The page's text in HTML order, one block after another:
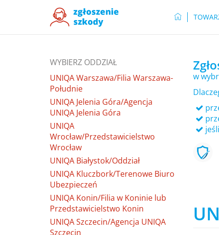
WYBIERZ ODDZIAŁ
UNIQA Warszawa/Filia Warszawa-
Południe
UNIQA Jelenia Góra/Agencja
UNIQA Jelenia Góra
UNIQA
Wrocław/Przedstawicielstwo
Wrocław
UNIQA Białystok/Oddział
UNIQA Kluczbork/Terenowe Biuro
Ubezpieczeń
UNIQA Konin/Filia w Koninie lub
Przedstawicielstwo Konin
UNIQA Szczecin/Agencja UNIQA
Szczecin
w